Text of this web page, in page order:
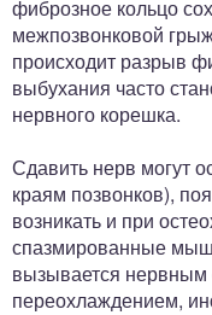
фиброзное кольцо
межпозвонковой
происходит разрыв
выбухания часто
нервного корешка.
Сдавить нерв могут
краям позвонков),
возникать и при
спазмированные
вызывается нервным
переохлаждением,